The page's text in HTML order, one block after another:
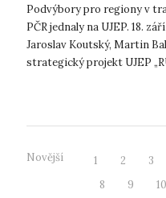
Podvýbory pro regiony v
PČR jednaly na UJEP. 18.
Jaroslav Koutský, Martin
strategický projekt UJEP
Novější 1 2 3
8
9 10